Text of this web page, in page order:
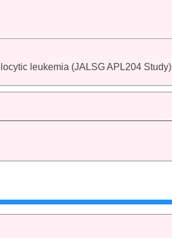
leukemia (JALSG APL204 Study)